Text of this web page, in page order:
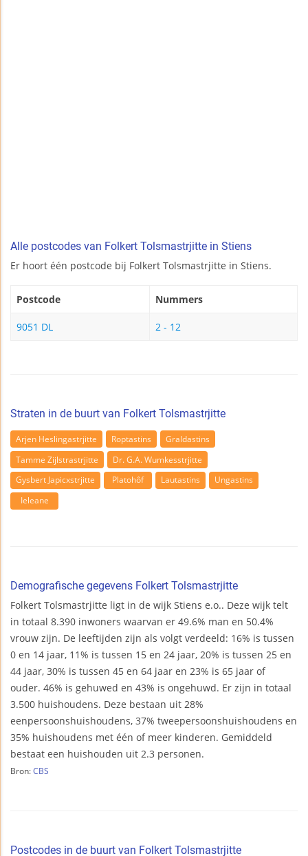
Alle postcodes van Folkert Tolsmastrjitte in Stiens
Er hoort één postcode bij Folkert Tolsmastrjitte in Stiens.
Postcode Nummers
9051 DL 2 - 12
Straten in de buurt van Folkert Tolsmastrjitte
Arjen Heslingastrjitte Roptastins
Graldastins
Tamme Zijlstrastrjitte
Dr. G.A. Wumkesstrjitte
Gysbert Japicxstrjitte
Platohôf Lautastins
Ungastins
Ieleane
Demografische gegevens Folkert Tolsmastrjitte
Folkert Tolsmastrjitte ligt in de wijk Stiens e.o.. Deze wijk telt
in totaal 8.390 inwoners waarvan er 49.6% man en 50.4%
vrouw zijn. De leeftijden zijn als volgt verdeeld: 16% is tussen
0 en 14 jaar, 11% is tussen 15 en 24 jaar, 20% is tussen 25 en
44 jaar, 30% is tussen 45 en 64 jaar en 23% is 65 jaar of
ouder. 46% is gehuwed en 43% is ongehuwd. Er zijn in totaal
3.500 huishoudens. Deze bestaan uit 28%
eenpersoonshuishoudens, 37% tweepersoonshuishoudens en
35% huishoudens met één of meer kinderen. Gemiddeld
bestaat een huishouden uit 2.3 personen.
Bron: CBS
Postcodes in de buurt van Folkert Tolsmastrjitte